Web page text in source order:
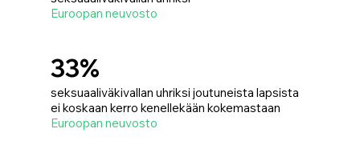
Euroopan neuvosto
33%
seksuaaliväkivallan uhriksi joutuneista lapsista
ei koskaan kerro kenellekään kokemastaan
Euroopan neuvosto